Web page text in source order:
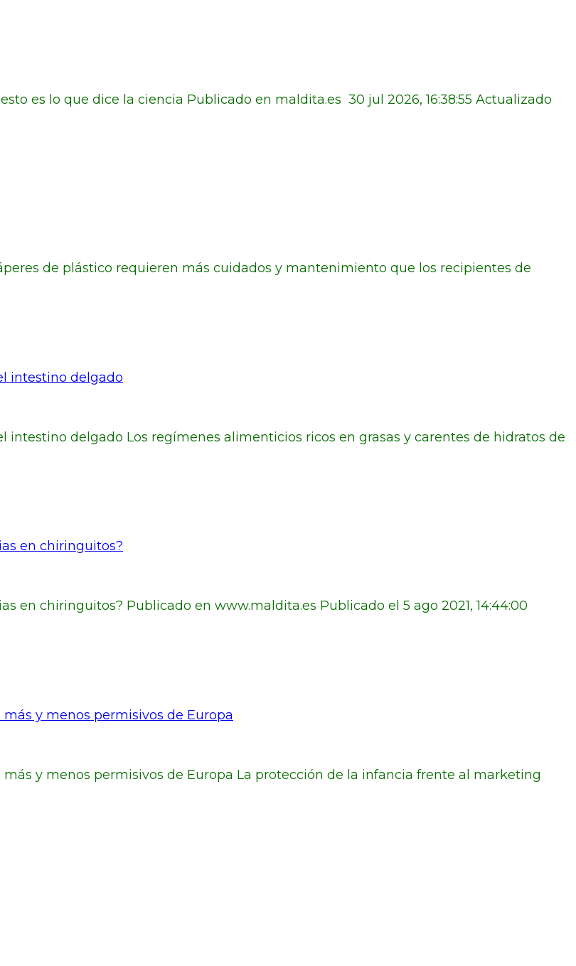
es lo que dice la ciencia Publicado en maldita.es 30 jul 2026, 16:38:55 Actualizado
de plástico requieren más cuidados y mantenimiento que los recipientes de
intestino delgado
intestino delgado Los regímenes alimenticios ricos en grasas y carentes de hidratos de
en chiringuitos?
en chiringuitos? Publicado en www.maldita.es Publicado el 5 ago 2021, 14:44:00
y menos permisivos de Europa
y menos permisivos de Europa La protección de la infancia frente al marketing